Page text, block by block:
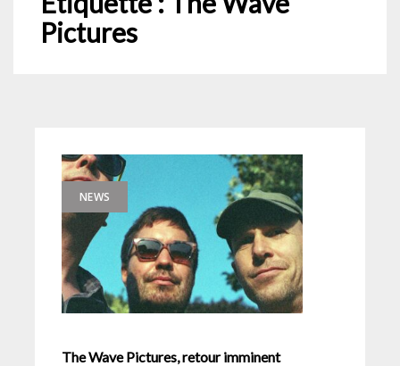
Pictures
NEWS
The Wave Pictures, retour imminent